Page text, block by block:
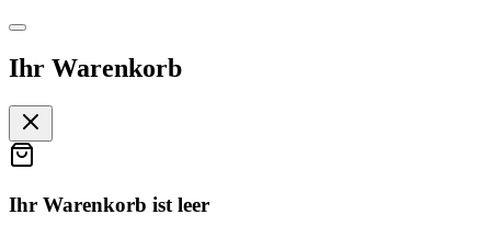
Ihr Warenkorb
Ihr Warenkorb ist leer